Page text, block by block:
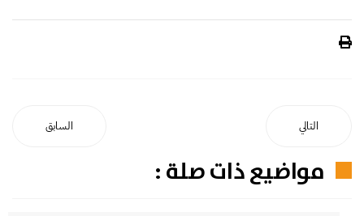
السابق التالي
مواضيع ذات صلة :